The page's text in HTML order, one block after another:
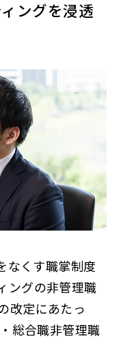
ングを浸透
なくす職掌制度
ングの非管理職
改定にあたっ
総合職非管理職